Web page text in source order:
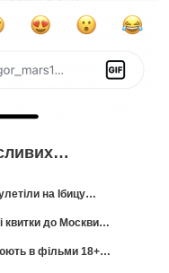
на Ібицу…
квитки до Москви…
в фільми 18+…